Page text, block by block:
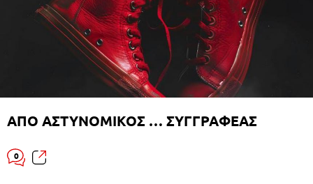
ΑΠΟ ΑΣΤΥΝΟΜΙΚΟΣ … ΣΥΓΓΡΑΦΕΑΣ
0